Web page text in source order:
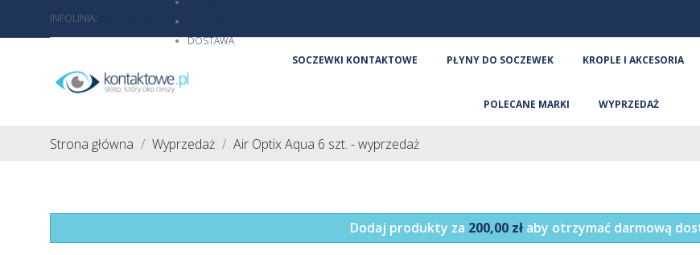
INFOLINIA:
DOSTAWA
SOCZEWKI KONTAKTOWE
PŁYNY DO SOCZEWEK KROPLE I AKCESORIA
POLECANE MARKI WYPRZEDAŻ
Strona główna Wyprzedaż Air Optix Aqua 6 szt. - wyprzedaż
Dodaj produkty za 200,00 złaby otrzymać darmową